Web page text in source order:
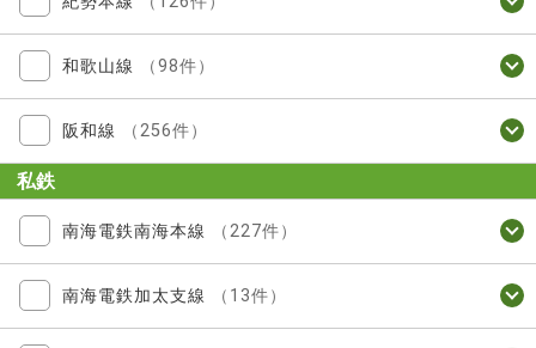
和歌山線 （98件）
阪和線 （256件）
私鉄
南海電鉄南海本線 （227件）
南海電鉄加太支線 （13件）